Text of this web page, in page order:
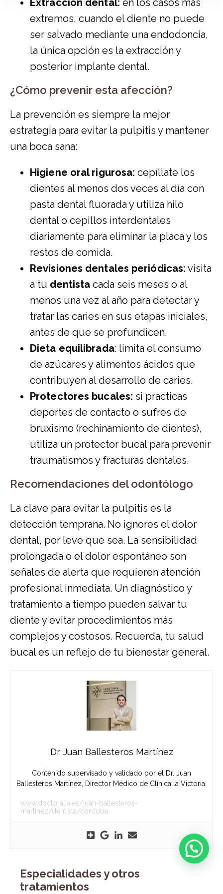
extremos, cuando el diente no puede
ser salvado mediante una endodoncia,
la única opción es la extracción y
posterior implante dental.
¿Cómo prevenir esta afección?
La prevención es siempre la mejor
estrategia para evitar la pulpitis y mantener
una boca sana:
Higiene oral rigurosa: cepíllate los
dientes al menos dos veces al día con
pasta dental fluorada y utiliza hilo
dental o cepillos interdentales
diariamente para eliminar la placa y los
restos de comida.
Revisiones dentales periódicas: visita
a tu dentista cada seis meses o al
menos una vez al año para detectar y
tratar las caries en sus etapas iniciales,
antes de que se profundicen.
Dieta equilibrada: limita el consumo
de azúcares y alimentos ácidos que
contribuyen al desarrollo de caries.
Protectores bucales: si practicas
deportes de contacto o sufres de
bruxismo (rechinamiento de dientes),
utiliza un protector bucal para prevenir
traumatismos y fracturas dentales.
Recomendaciones del odontólogo
La clave para evitar la pulpitis es la
detección temprana. No ignores el dolor
dental, por leve que sea. La sensibilidad
prolongada o el dolor espontáneo son
señales de alerta que requieren atención
profesional inmediata. Un diagnóstico y
tratamiento a tiempo pueden salvar tu
diente y evitar procedimientos más
complejos y costosos. Recuerda, tu salud
bucal es un reflejo de tu bienestar general.
Dr. Juan Ballesteros Martínez
Contenido supervisado y validado por el Dr. Juan
Ballesteros Martínez, Director Médico de Clínica la Victoria.
www.doctoralia.es/juan-ballesteros-
martinez/dentista/cordoba
Especialidades y otros
tratamientos